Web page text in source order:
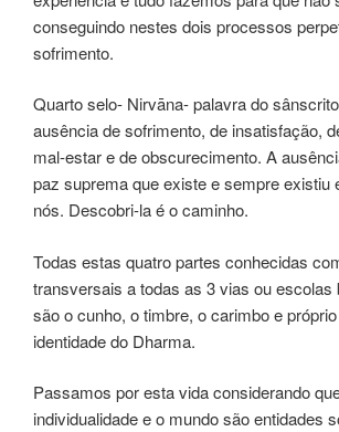
conseguindo nestes dois processos
sofrimento.
Quarto selo- Nirvāna- palavra do
ausência de sofrimento, de insatisfação,
mal-estar e de obscurecimento. A
paz suprema que existe e sempre existiu
nós. Descobri-la é o caminho.
Todas estas quatro partes conhecidas
transversais a todas as 3 vias ou escolas
são o cunho, o timbre, o carimbo e
identidade do Dharma.
Passamos por esta vida considerando
individualidade e o mundo são entidades